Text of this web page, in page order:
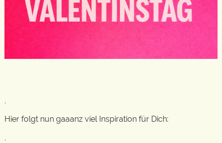
.
Hier folgt nun gaaanz viel Inspiration für Dich:
.